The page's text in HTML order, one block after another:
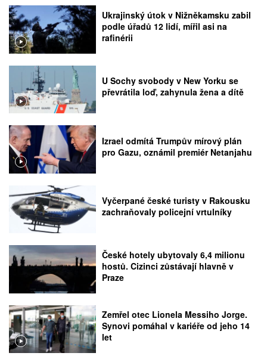
Ukrajinský útok v Nižněkamsku zabil
podle úřadů 12 lidí, mířil asi na
rafinérii
U Sochy svobody v New Yorku se
převrátila loď, zahynula žena a dítě
Izrael odmítá Trumpův mírový plán
pro Gazu, oznámil premiér Netanjahu
Vyčerpané české turisty v Rakousku
zachraňovaly policejní vrtulníky
České hotely ubytovaly 6,4 milionu
hostů. Cizinci zůstávají hlavně v
Praze
Zemřel otec Lionela Messiho Jorge.
Synovi pomáhal v kariéře od jeho 14
let